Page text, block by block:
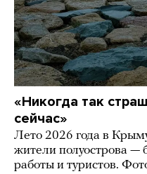
«Никогда так
сейчас»
Лето 2026 года в
жители полуострова —
работы и туристов.